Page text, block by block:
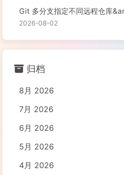
Git 多分支指定不同远程仓库
2026-08-02
归档
8月 2026
7月 2026
6月 2026
5月 2026
4月 2026